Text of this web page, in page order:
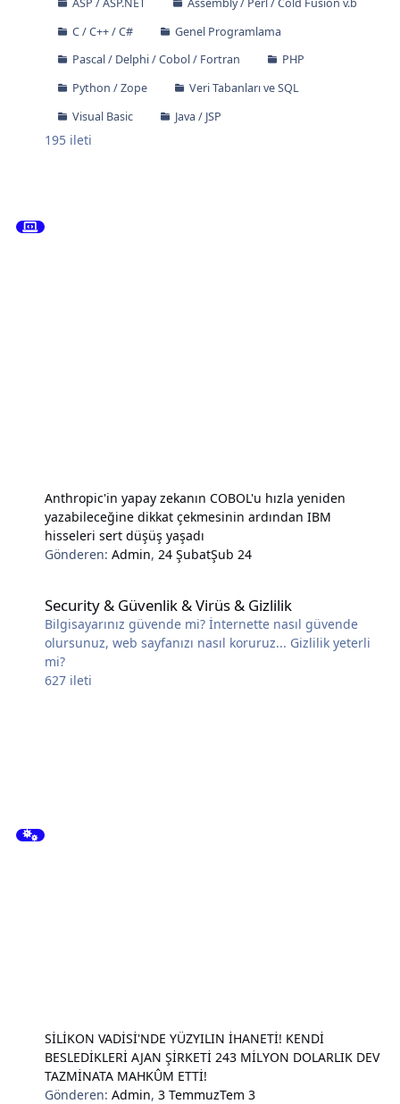
ASP / ASP.NET
Assembly / Perl / Cold Fusion v.b
C / C++ / C#
Genel Programlama
Pascal / Delphi / Cobol / Fortran
PHP
Python / Zope
Veri Tabanları ve SQL
Visual Basic
Java / JSP
195 ileti
Anthropic'in yapay zekanın COBOL'u hızla yeniden
yazabileceğine dikkat çekmesinin ardından IBM
hisseleri sert düşüş yaşadı
Gönderen:Admin, 24 ŞubatŞub 24
Security & Güvenlik & Virüs & Gizlilik
Bilgisayarınız güvende mi? İnternette nasıl güvende
olursunuz, web sayfanızı nasıl koruruz... Gizlilik yeterli
mi?
627 ileti
SİLİKON VADİSİ'NDE YÜZYILIN İHANETİ! KENDİ
BESLEDİKLERİ AJAN ŞİRKETİ 243 MİLYON DOLARLIK DEV
TAZMİNATA MAHKÛM ETTİ!
Gönderen:Admin,3 TemmuzTem 3